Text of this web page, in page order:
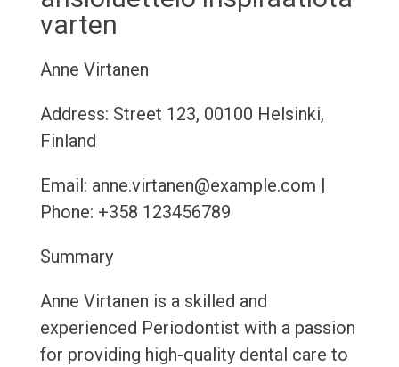
varten
Anne Virtanen
Address: Street 123, 00100 Helsinki,
Finland
Email: anne.virtanen@example.com |
Phone: +358 123456789
Summary
Anne Virtanen is a skilled and
experienced Periodontist with a passion
for providing high-quality dental care to